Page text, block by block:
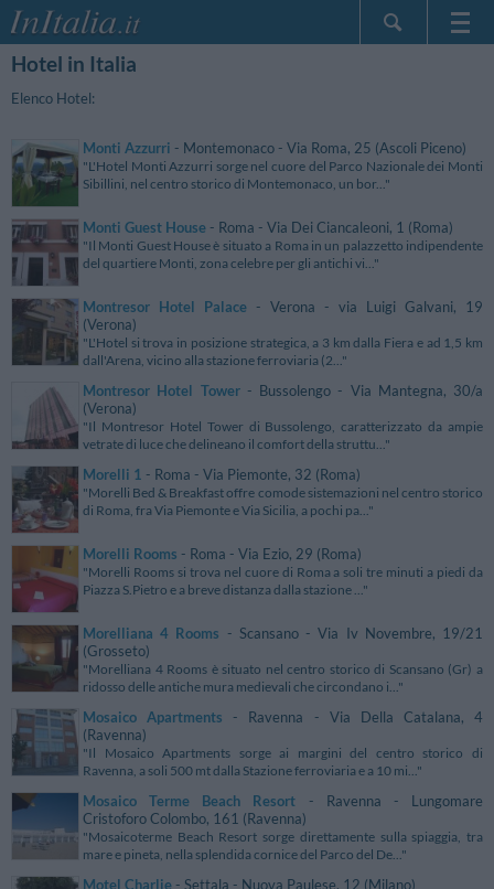
Lingua
Hotel in Italia
Elenco Hotel:
Monti Azzurri - Montemonaco - Via Roma, 25 (Ascoli Piceno)
"L'Hotel Monti Azzurri sorge nel cuore del Parco Nazionale dei Monti
Sibillini, nel centro storico di Montemonaco, un bor..."
Monti Guest House - Roma - Via Dei Ciancaleoni, 1 (Roma)
"Il Monti Guest House è situato a Roma in un palazzetto indipendente
del quartiere Monti, zona celebre per gli antichi vi..."
Montresor Hotel Palace - Verona - via Luigi Galvani, 19
(Verona)
"L'Hotel si trova in posizione strategica, a 3 km dalla Fiera e ad 1,5 km
dall'Arena, vicino alla stazione ferroviaria (2..."
Montresor Hotel Tower- Bussolengo - Via Mantegna, 30/a
(Verona)
"Il Montresor Hotel Tower di Bussolengo, caratterizzato da ampie
vetrate di luce che delineano il comfort della struttu..."
Morelli 1 - Roma - Via Piemonte, 32 (Roma)
"Morelli Bed & Breakfast offre comode sistemazioni nel centro storico
di Roma, fra Via Piemonte e Via Sicilia, a pochi pa..."
Morelli Rooms - Roma - Via Ezio, 29 (Roma)
"Morelli Rooms si trova nel cuore di Roma a soli tre minuti a piedi da
Piazza S.Pietro e a breve distanza dalla stazione ..."
Morelliana 4 Rooms - Scansano - Via Iv Novembre, 19/21
(Grosseto)
"Morelliana 4 Rooms è situato nel centro storico di Scansano (Gr) a
ridosso delle antiche mura medievali che circondano i..."
Mosaico Apartments - Ravenna - Via Della Catalana, 4
(Ravenna)
"Il Mosaico Apartments sorge ai margini del centro storico di
Ravenna, a soli 500 mt dalla Stazione ferroviaria e a 10 mi..."
Mosaico Terme Beach Resort - Ravenna - Lungomare
Cristoforo Colombo, 161 (Ravenna)
"Mosaicoterme Beach Resort sorge direttamente sulla spiaggia, tra
mare e pineta, nella splendida cornice del Parco del De..."
Motel Charlie - Settala - Nuova Paulese, 12 (Milano)